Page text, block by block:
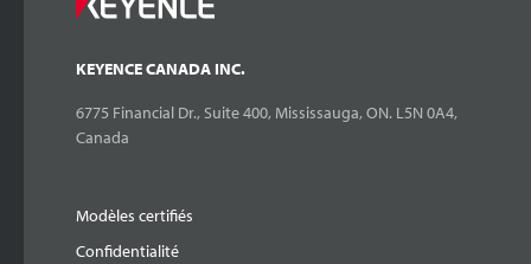
KEYENCE CANADA INC.
6775 Financial Dr., Suite 400, Mississauga, ON. L5N 0A4,
Canada
Modèles certifiés
Confidentialité